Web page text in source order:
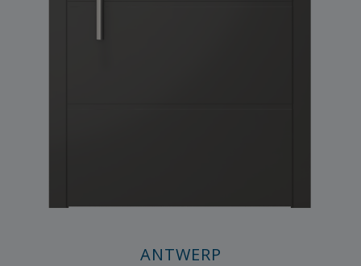
ANTWERP